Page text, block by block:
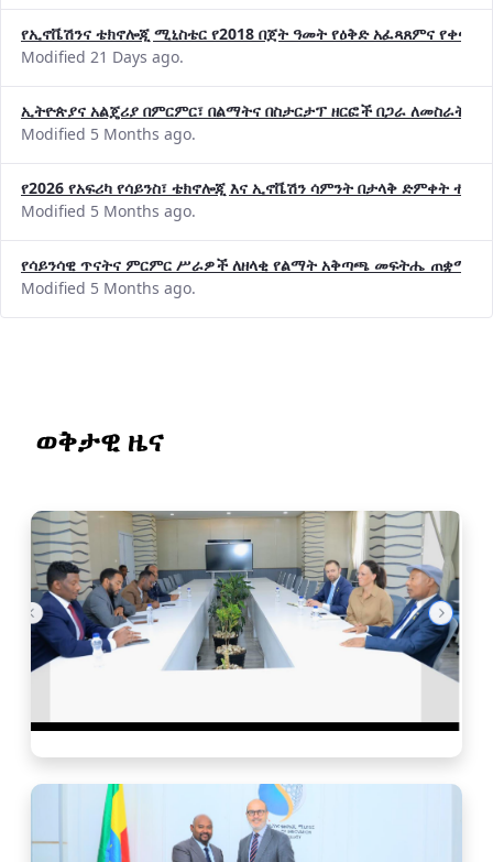
የኢኖቬሽንና ቴክኖሎጂ ሚኒስቴር የ2018 በጀት ዓመት የዕቅድ አፈጻጸምና
Modified 21 Days ago.
ኢትዮጵያና አልጄሪያ በምርምር፣ በልማትና በስታርታፕ ዘርፎች በጋራ ለመስራት
Modified 5 Months ago.
የ2026 የአፍሪካ የሳይንስ፣ ቴክኖሎጂ እና ኢኖቬሽን ሳምንት በታላቅ ድምቀት
Modified 5 Months ago.
የሳይንሳዊ ጥናትና ምርምር ሥራዎች ለዘላቂ የልማት አቅጣጫ መፍትሔ ጠቋሚ
Modified 5 Months ago.
ወቅታዊ ዜና